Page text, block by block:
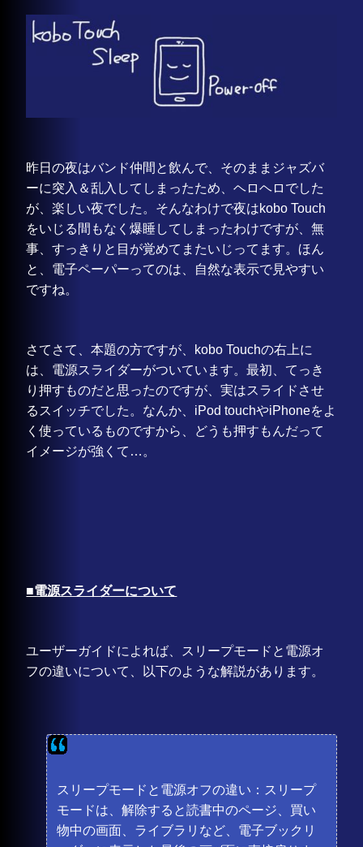
昨日の夜はバンド仲間と飲んで、そのままジャズバ
ーに突入＆乱入してしまったため、ヘロヘロでした
が、楽しい夜でした。そんなわけで夜はkobo Touch
をいじる間もなく爆睡してしまったわけですが、無
事、すっきりと目が覚めてまたいじってます。ほん
と、電子ペーパーってのは、自然な表示で見やすい
ですね。
さてさて、本題の方ですが、kobo Touchの右上に
は、電源スライダーがついています。最初、てっき
り押すものだと思ったのですが、実はスライドさせ
るスイッチでした。なんか、iPod touchやiPhoneをよ
く使っているものですから、どうも押すもんだって
イメージが強くて…。
■電源スライダーについて
ユーザーガイドによれば、スリープモードと電源オ
フの違いについて、以下のような解説があります。
スリープモードと電源オフの違い：スリープ
モードは、解除すると読書中のページ、買い
物中の画面、ライブラリなど、電子ブックリ